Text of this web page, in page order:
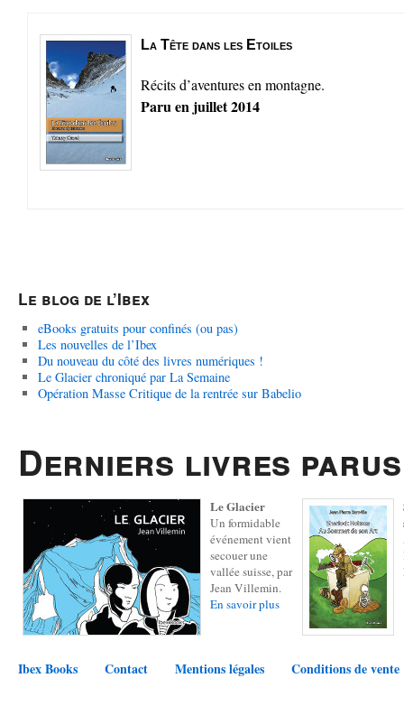
La Tête dans les Etoiles
Récits d’aventures en montagne.
Paru en juillet 2014
Le blog de l’Ibex
eBooks gratuits pour confinés (ou pas)
Les nouvelles de l’Ibex
Du nouveau du côté des livres numériques !
Le Glacier chroniqué par La Semaine
Opération Masse Critique de la rentrée sur Babelio
Derniers livres parus
Le Glacier
Un formidable
événement vient
secouer une
vallée suisse, par
Jean Villemin.
En savoir plus
Ibex Books Contact Mentions légales Conditions de vente